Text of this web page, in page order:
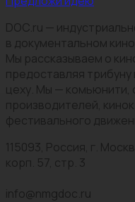
DOC.ru —
в документальном
Мы рассказываем о
предоставляя
цеху. Мы —
производителей,
фестивального
115093, Россия, г.
корп. 57, стр. 3
info@nmgdoc.ru